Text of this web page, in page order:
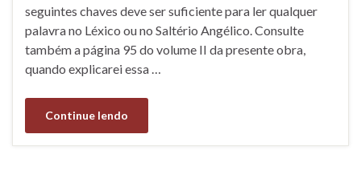
seguintes chaves deve ser suficiente para ler qualquer
palavra no Léxico ou no Saltério Angélico. Consulte
também a página 95 do volume II da presente obra,
quando explicarei essa …
Continue lendo